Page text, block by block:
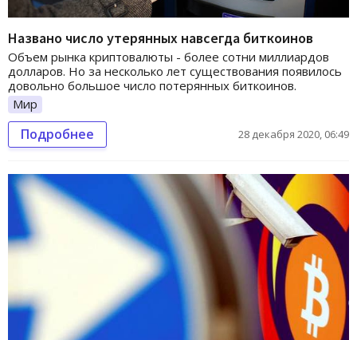
Названо число утерянных навсегда биткоинов
Объем рынка криптовалюты - более сотни миллиардов
долларов. Но за несколько лет существования появилось
довольно большое число потерянных биткоинов.
Мир
Подробнее 28 декабря 2020, 06:49